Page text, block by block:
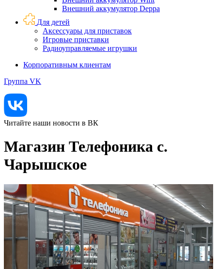
Внешний аккумулятор Deppa
Для детей
Аксессуары для приставок
Игровые приставки
Радиоуправляемые игрушки
Корпоративным клиентам
Группа VK
Читайте наши новости в ВК
Магазин Телефоника с.
Чарышское